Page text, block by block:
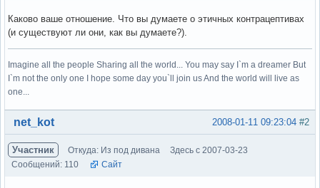
Каково ваше отношение. Что вы думаете о этичных контрацептивах
(и существуют ли они, как вы думаете?).
Imagine all the people Sharing all the world... You may say I`m a dreamer But
I`m not the only one I hope some day you`ll join us And the world will live as
one...
Вне форума #2
2008-01-11 09:23:04
net_kot
Участник Откуда: Из под дивана
Здесь с 2007-03-23
Сообщений: 110
Сайт